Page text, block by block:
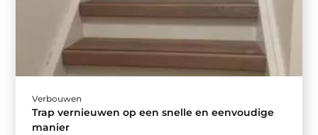
Verbouwen
Trap vernieuwen op een snelle en eenvoudige
manier